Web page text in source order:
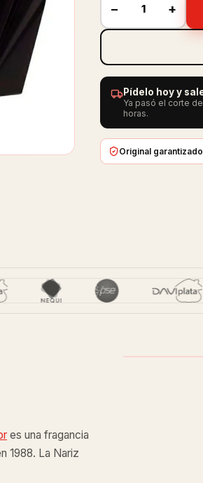
− +
Pídelo hoy y
Ya pasó el corte
horas.
Original garantizado
es una fragancia
1988. La Nariz